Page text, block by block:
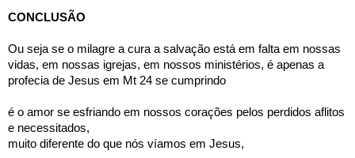
CONCLUSÃO
Ou seja se o milagre a cura a salvação está em falta em nossas
vidas, em nossas igrejas, em nossos ministérios, é apenas a
profecia de Jesus em Mt 24 se cumprindo
é o amor se esfriando em nossos corações pelos perdidos aflitos
e necessitados,
muito diferente do que nós víamos em Jesus,